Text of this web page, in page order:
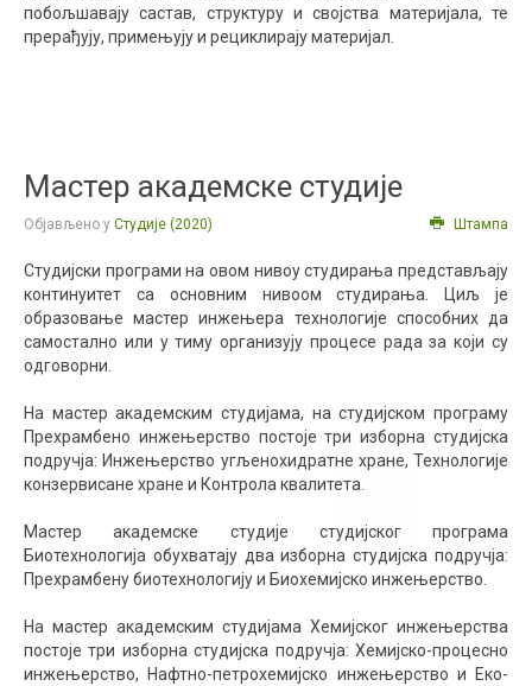
побољшавају састав, структуру и својства материјала, те
прерађују, примењују и рециклирају материјал.
Мастер академске студије
Објављено у Студије (2020) Штампа
Студијски програми на овом нивоу студирања представљају
континуитет са основним нивоом студирања. Циљ је
образовање мастер инжењера технологије способних да
самостално или у тиму организују процесе рада за који су
одговорни.
На мастер академским студијама, на студијском програму
Прехрамбено инжењерство постоје три изборна студијска
подручја: Инжењерство угљенохидратне хране, Технологије
конзервисане хране и Контрола квалитета.
Мастер академске студије студијског програма
Биотехнологија обухватају два изборна студијска подручја:
Прехрамбену биотехнологију и Биохемијско инжењерство.
На мастер академским студијама Хемијског инжењерства
постоје три изборна студијска подручја: Хемијско-процесно
инжењерство, Нафтно-петрохемијско инжењерство и Еко-